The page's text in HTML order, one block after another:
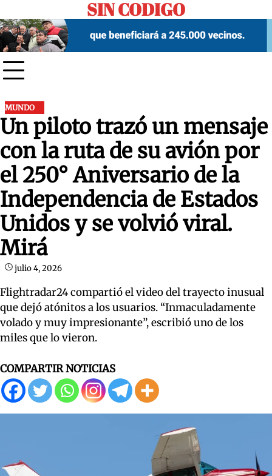
to
content
SIN CODIGO
MUNDO
Un piloto trazó un mensaje
con la ruta de su avión por
el 250° Aniversario de la
Independencia de Estados
Unidos y se volvió viral.
Mirá
julio 4, 2026
Flightradar24 compartió el video del trayecto inusual
que dejó atónitos a los usuarios. “Inmaculadamente
volado y muy impresionante”, escribió uno de los
miles que lo vieron.
COMPARTIR NOTICIAS